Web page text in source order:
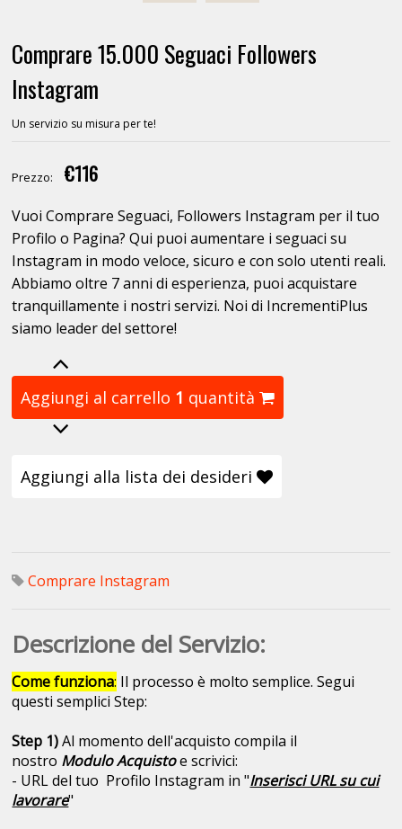
Comprare 15.000 Seguaci Followers
Instagram
Un servizio su misura per te!
Prezzo: €116
Vuoi Comprare Seguaci, Followers Instagram per il tuo
Profilo o Pagina? Qui puoi aumentare i seguaci su
Instagram in modo veloce, sicuro e con solo utenti reali.
Abbiamo oltre 7 anni di esperienza, puoi acquistare
tranquillamente i nostri servizi. Noi di IncrementiPlus
siamo leader del settore!
Aggiungi al carrello 1 quantità
Aggiungi alla lista dei desideri
Comprare Instagram
Descrizione del Servizio:
Come funziona: Il processo è molto semplice. Segui
questi semplici Step:
Step 1)Al momento dell'acquisto compila il
nostro Modulo Acquistoe scrivici:
- URL del tuo Profilo Instagram in "Inserisci URL su cui
lavorare"